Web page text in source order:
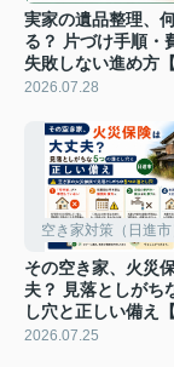
実家の遺品整理、
る？ 片づけ手順・
失敗しない進め方
2026.07.28
空き家対策（日進市
その空き家、火災
夫？ 見落としがち
し穴と正しい備え
2026.07.25